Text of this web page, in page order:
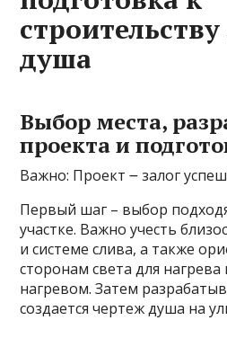
душа
Выбор места,
проекта и
Важно: Проект ౼ залог
Первый шаг – выбор
участке. Важно учесть
и системе слива, а также
сторонам света для
нагревом. Затем
создается чертеж душа на